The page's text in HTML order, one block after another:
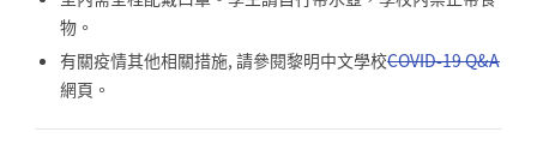
物。
有關疫情其他相關措施, 請參閱黎明中文學校COVID-19 Q&A
網頁。